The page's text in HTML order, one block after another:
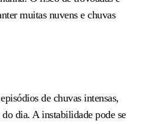
muitas nuvens e chuvas
de chuvas intensas,
dia. A instabilidade pode se